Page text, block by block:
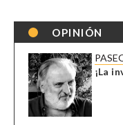
OPINIÓN
¡La